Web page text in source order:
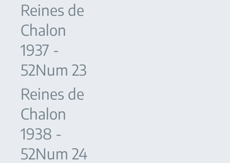
Reines de
Chalon
1937 -
52Num 23
Reines de
Chalon
1938 -
52Num 24